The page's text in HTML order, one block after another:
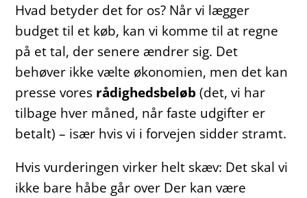
Hvad betyder det for os? Når vi lægger
budget til et køb, kan vi komme til at regne
på et tal, der senere ændrer sig. Det
behøver ikke vælte økonomien, men det kan
presse vores rådighedsbeløb(det, vi har
tilbage hver måned, når faste udgifter er
betalt) – især hvis vi i forvejen sidder stramt.
Hvis vurderingen virker helt skæv: Det skal vi
ikke bare håbe går over Der kan være